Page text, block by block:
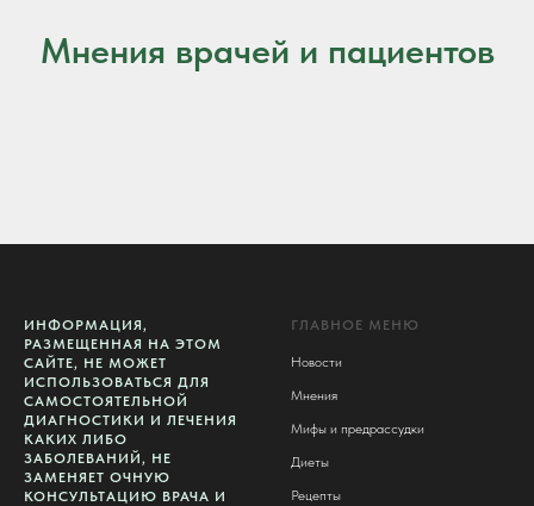
Мнения врачей и пациентов
ИНФОРМАЦИЯ,
РАЗМЕЩЕННАЯ НА ЭТОМ
САЙТЕ, НЕ МОЖЕТ
ИСПОЛЬЗОВАТЬСЯ ДЛЯ
САМОСТОЯТЕЛЬНОЙ
ДИАГНОСТИКИ И ЛЕЧЕНИЯ
КАКИХ ЛИБО
ЗАБОЛЕВАНИЙ, НЕ
ЗАМЕНЯЕТ ОЧНУЮ
КОНСУЛЬТАЦИЮ ВРАЧА И
ГЛАВНОЕ МЕНЮ
Новости
Мнения
Мифы и предрассудки
Диеты
Рецепты